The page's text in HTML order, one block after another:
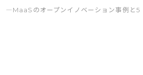
―MaaSのオープンイノベーション事例と5